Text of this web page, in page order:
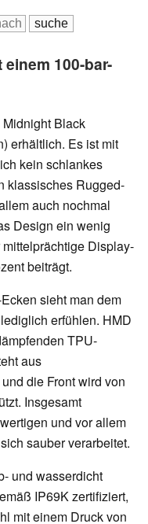
100-bar-
Black
erhältlich. Es ist mit
kein schlankes
klassisches Rugged-
auch nochmal
Design ein wenig
Display-
beiträgt.
sieht man dem
erfühlen. HMD
TPU-
aus
die Front wird von
Insgesamt
und vor allem
sauber verarbeitet.
und wasserdicht
IP69K zertifiziert,
mit einem Druck von